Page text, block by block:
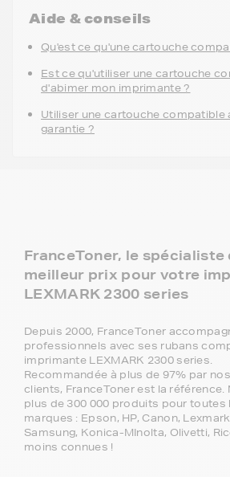
Aide & conseils
Qu'est ce qu'une cartouche
Est ce qu'utiliser une cartouche
d'abimer mon imprimante ?
Utiliser une cartouche compatible
garantie ?
FranceToner, le spécialiste
meilleur prix pour votre
LEXMARK 2300 series
Depuis 2000, FranceToner
professionnels avec ses rubans
imprimante LEXMARK 2300 series.
Recommandée à plus de 97% par
clients, FranceToner est la
plus de 300 000 produits pour toutes
marques : Epson, HP, Canon,
Samsung, Konica-MInolta, Olivetti,
moins connues !